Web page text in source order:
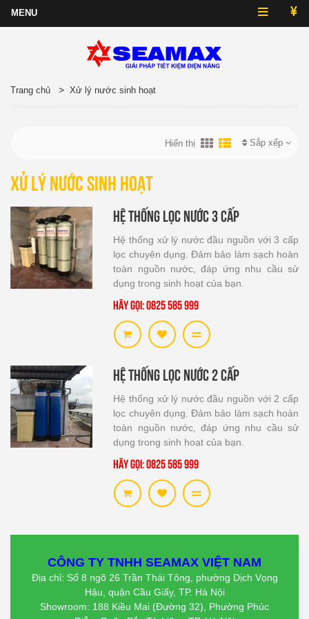
Trang chủ > Xử lý nước sinh hoạt
Sắp xếp
Hiển thị
Xử lý nước sinh hoạt
Hệ thống lọc nước 3 cấp
Hệ thống xử lý nước đầu nguồn với 3 cấp
lọc chuyên dụng. Đảm bảo làm sạch hoàn
toàn nguồn nước, đáp ứng nhu cầu sử
dụng trong sinh hoạt của bạn.
Hãy gọi: 0825 585 999
Hệ thống lọc nước 2 cấp
Hệ thống xử lý nước đầu nguồn với 2 cấp
lọc chuyên dụng. Đảm bảo làm sạch hoàn
toàn nguồn nước, đáp ứng nhu cầu sử
dụng trong sinh hoạt của bạn.
Hãy gọi: 0825 585 999
CÔNG TY TNHH SEAMAX VIỆT NAM
Địa chỉ: Số 8 ngõ 26 Trần Thái Tông, phường Dịch Vọng
Hậu, quận Cầu Giấy, TP. Hà Nội
Showroom: 188 Kiều Mai (Đường 32), Phường Phúc